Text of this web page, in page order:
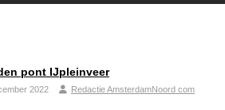
pont IJpleinveer
2022 Redactie AmsterdamNoord com